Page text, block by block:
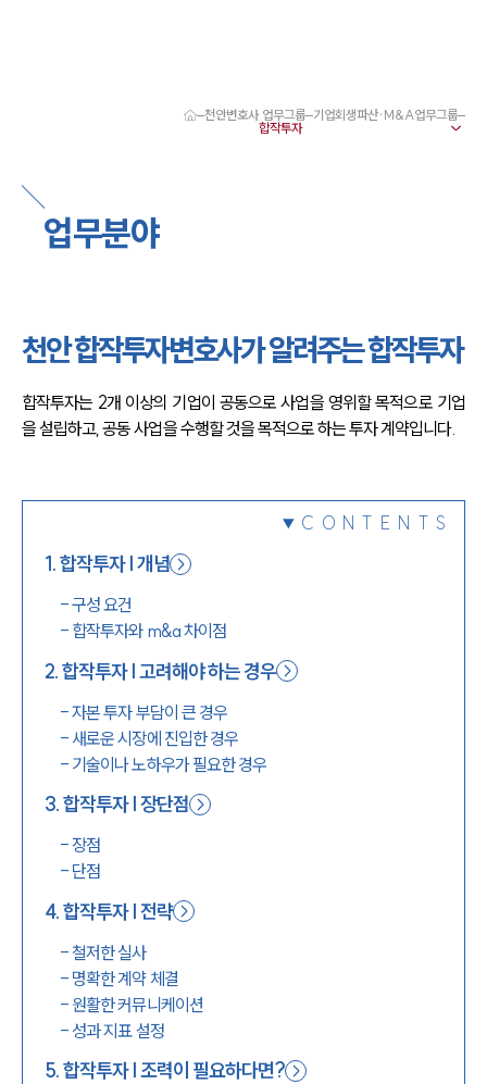
천안형사전문변호사
천안이혼전문변호사
천안학교폭력변호사
천안 분사무소 오시는 길
천안변호사상담 상담접수
채용정보
천안변호사 업무그룹 기업회생파산·M&A업무그룹
업무분야
천안 합작투자변호사가 알려주는 합작투자
합작투자는 2개 이상의 기업이 공동으로 사업을 영위할 목적으로 기업
을 설립하고, 공동 사업을 수행할 것을 목적으로 하는 투자 계약입니다.
CONTENTS
1.합작투자 | 개념
-구성 요건
- 합작투자와 m&a 차이점
2.합작투자 | 고려해야 하는 경우
-자본 투자 부담이 큰 경우
-새로운 시장에 진입한 경우
- 기술이나 노하우가 필요한 경우
3.합작투자 | 장단점
-장점
- 단점
4.합작투자 | 전략
- 철저한 실사
- 명확한 계약 체결
- 원활한 커뮤니케이션
- 성과 지표 설정
5.합작투자 | 조력이 필요하다면?